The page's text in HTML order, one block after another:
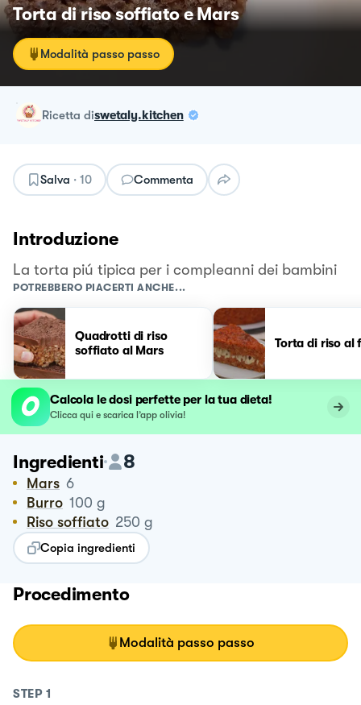
Torta di riso soffiato e Mars
Modalità passo passo
ricetta diswetaly.kitchen
Salva · 10 Commenta
Introduzione
La torta piú tipica per i compleanni dei bambini
POTREBBERO PIACERTI ANCHE...
Quadrotti di riso
soffiato al Mars
Torta di riso al
Calcola le dosi perfette per la tua dieta!
Clicca qui e scarica l’app olivia!
Ingredienti 8
Mars 6
Burro 100 g
Riso soffiato 250 g
Copia ingredienti
Procedimento
Modalità passo passo
STEP 1